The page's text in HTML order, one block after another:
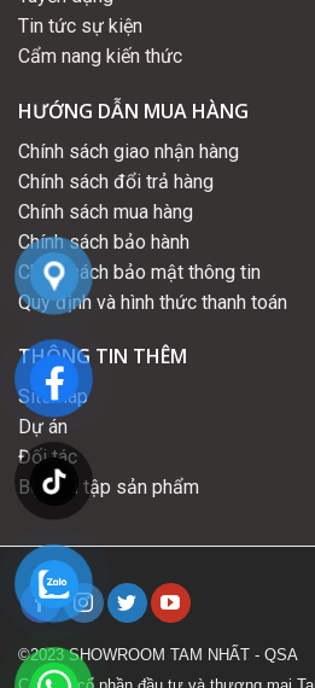
Tin tức sự kiện
Cẩm nang kiến thức
HƯỚNG DẪN MUA HÀNG
Chính sách giao nhận hàng
Chính sách đổi trả hàng
Chính sách mua hàng
Chính sách bảo hành
Chính sách bảo mật thông tin
Quy định và hình thức thanh toán
THÔNG TIN THÊM
Sitemap
Dự án
Đối tác
Bộ sưu tập sản phẩm
©2023 SHOWROOM TAM NHẤT - QSA